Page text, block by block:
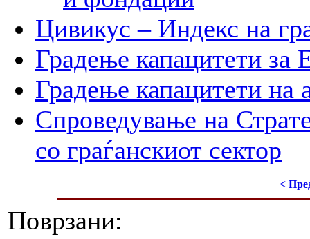
Цивикус – Индекс на
Градење капацитети
Градење капацитети на
Спроведување на
со граѓанскиот сектор
<
Поврзани: